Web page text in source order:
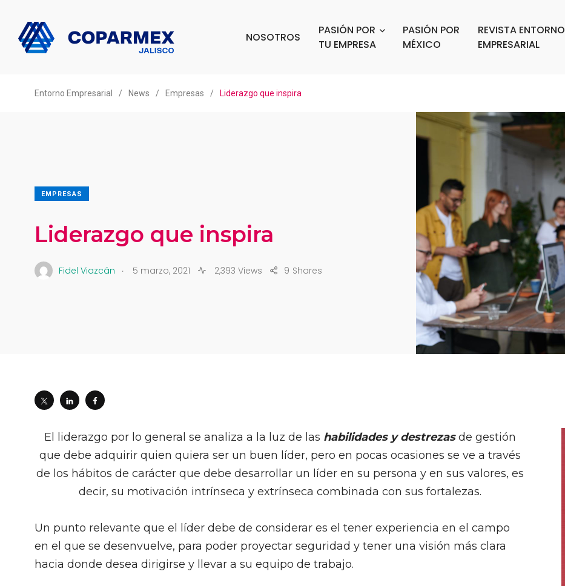
NOSOTROS
PASIÓN POR
TU EMPRESA
PASIÓN POR
MÉXICO
REVISTA ENTORNO
EMPRESARIAL
Entorno Empresarial / News / Empresas / Liderazgo que inspira
EMPRESAS
Liderazgo que inspira
Fidel Viazcán . 5 marzo, 2021 2,393 Views Shares
9
El liderazgo por lo general se analiza a la luz de las habilidades y destrezasde gestión
que debe adquirir quien quiera ser un buen líder, pero en pocas ocasiones se ve a través
de los hábitos de carácter que debe desarrollar un líder en su persona y en sus valores, es
decir, su motivación intrínseca y extrínseca combinada con sus fortalezas.
Un punto relevante que el líder debe de considerar es el tener experiencia en el campo
en el que se desenvuelve, para poder proyectar seguridad y tener una visión más clara
hacia donde desea dirigirse y llevar a su equipo de trabajo.